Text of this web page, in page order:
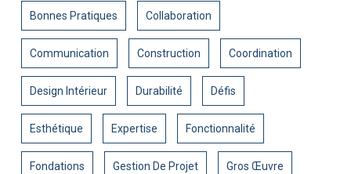
Bonnes Pratiques Collaboration
Communication Construction Coordination
Design Intérieur Durabilité Défis
Esthétique Expertise Fonctionnalité
Fondations Gestion De Projet Gros Œuvre